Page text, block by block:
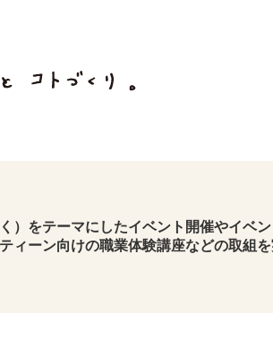
）をテーマにしたイベント開催やイベ
ィーン向けの職業体験講座などの取組を